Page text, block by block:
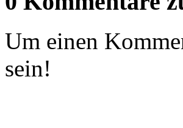
Um einen
sein!